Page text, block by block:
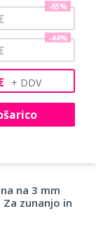
-44%
-65%
na 3 mm
Za zunanjo in